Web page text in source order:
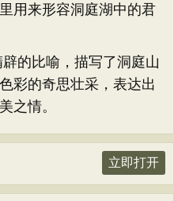
用来形容洞庭湖中的君
的比喻，描写了洞庭山
彩的奇思壮采，表达出
之情。
立即打开